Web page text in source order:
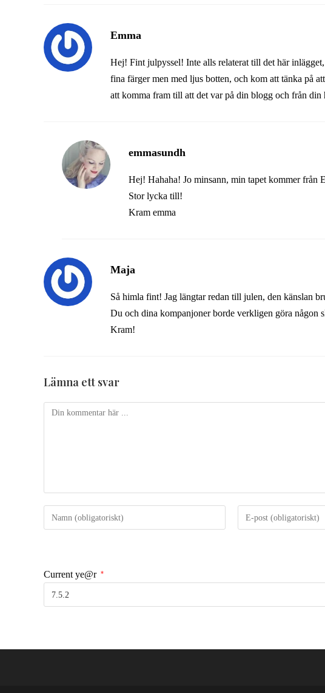
Emma
Hej! Fint julpyssel! Inte alls relaterat till det här
fina färger men med ljus botten, och kom att tänka på
att komma fram till att det var på din blogg och från din
emmasundh
Hej! Hahaha! Jo minsann, min tapet kommer från
Stor lycka till!
Kram emma
Maja
Så himla fint! Jag längtar redan till julen, den känslan
Du och dina kompanjoner borde verkligen göra någon
Kram!
Lämna ett svar
Current ye@r *